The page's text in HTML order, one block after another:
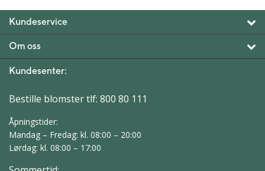
Kundeservice
Om oss
Kundesenter:
Bestille blomster tlf: 800 80 111
Åpningstider:
Mandag – Fredag: kl. 08:00 – 20:00
Lørdag: kl. 08:00 – 17:00